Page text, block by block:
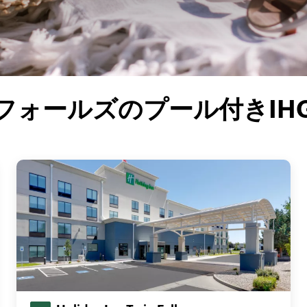
ォールズのプール付き